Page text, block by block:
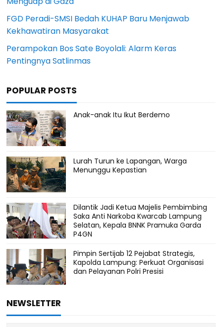
FGD Peradi-SMSI Bedah KUHAP Baru Menjawab
Kekhawatiran Masyarakat
Perampokan Bos Sate Boyolali: Alarm Keras
Pentingnya Satlinmas
POPULAR POSTS
Anak-anak Itu Ikut Berdemo
Lurah Turun ke Lapangan, Warga
Menunggu Kepastian
Dilantik Jadi Ketua Majelis Pembimbing
Saka Anti Narkoba Kwarcab Lampung
Selatan, Kepala BNNK Pramuka Garda
P4GN
Pimpin Sertijab 12 Pejabat Strategis,
Kapolda Lampung: Perkuat Organisasi
dan Pelayanan Polri Presisi
NEWSLETTER